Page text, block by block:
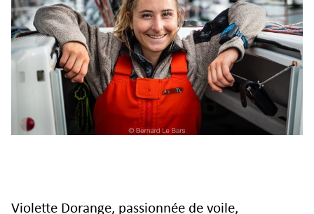
Violette Dorange, passionnée de voile,